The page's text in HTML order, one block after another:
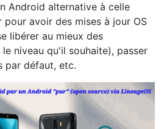
Android alternative à celle
avoir des mises à jour OS
libérer au mieux des
le niveau qu'il souhaite), passer
par défaut, etc.